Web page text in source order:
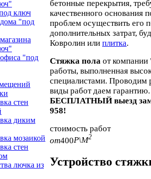
ключ
"под
"под
стен
диким
мозаикой
стен
лючка из
бетонные перекрытия,
качественного основания
проблем осуществить его
дополнительных затрат,
Ковролин или плитка.
Стяжка пола от компании
работы, выполненная
специалистами. Проводим
виды работ даем гарантию.
БЕСПЛАТНЫЙ выезд
958!
стоимость работ
от400Р\М2
Устройство